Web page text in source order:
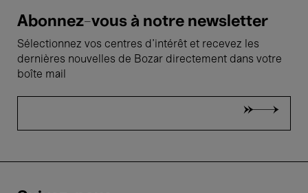
Abonnez-vous à notre newsletter
Sélectionnez vos centres d'intérêt et recevez les
dernières nouvelles de Bozar directement dans votre
boîte mail